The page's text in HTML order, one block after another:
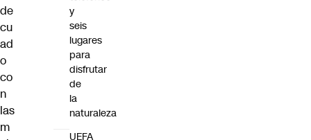
de
cu
ad
o
co
n
las
m
y
seis
lugares
para
disfrutar
de
la
naturaleza
UEFA